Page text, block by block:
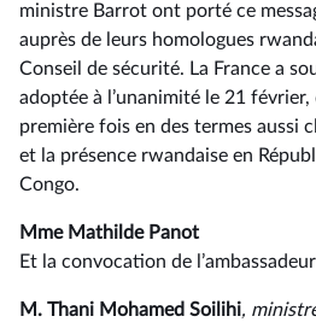
ministre Barrot ont porté ce
auprès de leurs homologues
Conseil de sécurité. La France a
adoptée à l’unanimité le 21
première fois en des termes aussi
et la présence rwandaise en
Congo.
Mme Mathilde Panot
Et la convocation de
M. Thani Mohamed Soilihi,